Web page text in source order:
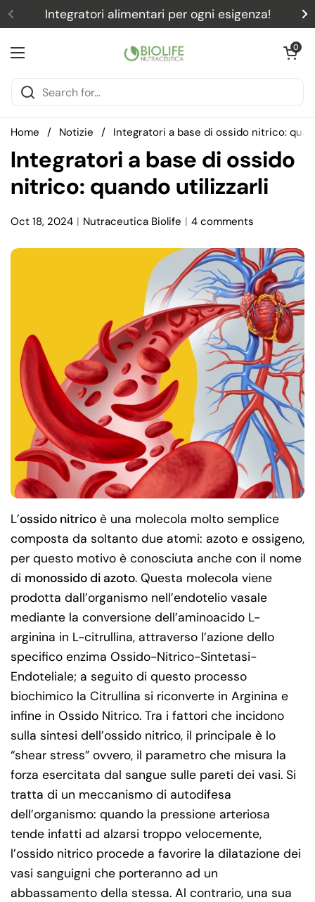
Skip to content
Previous
Integratori alimentari per ogni esigenza!
Open menu
Open cart
0
Home / Notizie / Integratori a base di ossido nitrico:
Integratori a base di ossido
nitrico: quando utilizzarli
Oct 18, 2024 Nutraceutica Biolife 4 comments
L’ossido nitrico è una molecola molto semplice
composta da soltanto due atomi: azoto e ossigeno,
per questo motivo è conosciuta anche con il nome
di monossido di azoto. Questa molecola viene
prodotta dall’organismo nell’endotelio vasale
mediante la conversione dell’aminoacido L-
arginina in L-citrullina, attraverso l’azione dello
specifico enzima Ossido-Nitrico-Sintetasi-
Endoteliale; a seguito di questo processo
biochimico la Citrullina si riconverte in Arginina e
infine in Ossido Nitrico. Tra i fattori che incidono
sulla sintesi dell’ossido nitrico, il principale è lo
“shear stress” ovvero, il parametro che misura la
forza esercitata dal sangue sulle pareti dei vasi. Si
tratta di un meccanismo di autodifesa
dell’organismo: quando la pressione arteriosa
tende infatti ad alzarsi troppo velocemente,
l’ossido nitrico procede a favorire la dilatazione dei
vasi sanguigni che porteranno ad un
abbassamento della stessa. Al contrario, una sua